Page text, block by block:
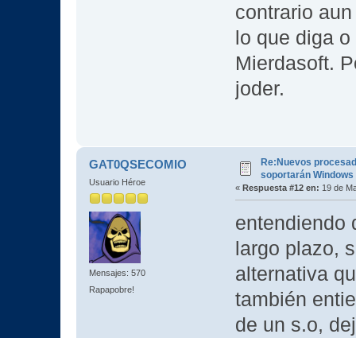
contrario
lo que diga
Mierdasoft.
joder.
GAT0QSECOMIO
Usuario Héroe
Mensajes: 570
Rapapobre!
Re:Nuevos
soportarán Windows
« Respuesta #12 en: 19 de
entendiendo
largo plazo,
alternativa
también
de un s.o,